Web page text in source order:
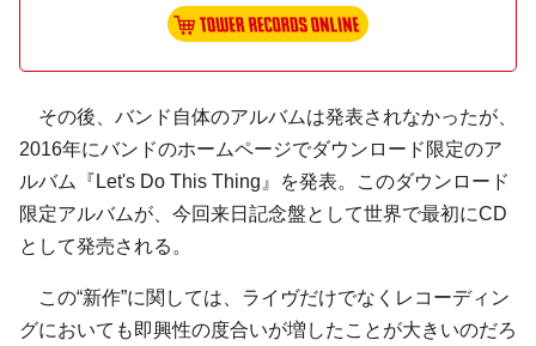
その後、バンド自体のアルバムは発表されなかったが、
2016年にバンドのホームページでダウンロード限定のア
ルバム『Let's Do This Thing』を発表。このダウンロード
限定アルバムが、今回来日記念盤として世界で最初にCD
として発売される。
この“新作”に関しては、ライヴだけでなくレコーディン
グにおいても即興性の度合いが増したことが大きいのだろ